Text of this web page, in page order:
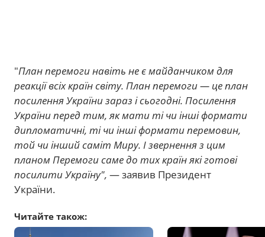
"План перемоги навіть не є майданчиком для
реакції всіх країн світу. План перемоги — це план
посилення України зараз і сьогодні. Посилення
України перед тим, як мати ті чи інші формати
дипломатичні, ті чи інші формати перемовин,
той чи інший саміт Миру. І звернення з цим
планом Перемоги саме до тих країн які готові
посилити Україну", — заявив Президент
України.
Читайте також: